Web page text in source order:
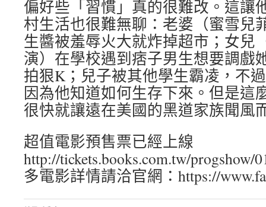
偏好些「習慣」真的很難改。這讓
村生活也很難無聊：老婆（蜜雪兒
生醬被羞辱火大就炸掉超市；女兒
演）在學校遇到痞子男生想要調戲
拍狠K；兒子被其他學生霸凌，不
因為他知道如何生存下來。但是這
很快就讓遠在美國的黑道家族聞
超值電影預售票已經上線
http://tickets.books.com.tw/progshow/
多電影詳情請洽官網：https://